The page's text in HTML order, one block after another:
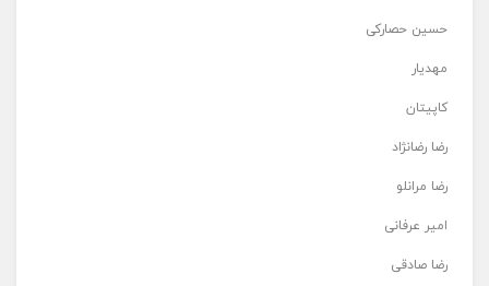
حسین حصارکی
مهدیار
کاپیتان
رضا رضانژاد
رضا مرانلو
امیر عرفانی
رضا صادقی